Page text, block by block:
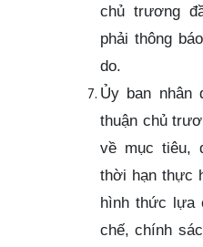
chủ trương
phải thông
do.
Ủy ban nhân
thuận chủ
về mục tiêu,
thời hạn thực
hình thức lựa
chế, chính